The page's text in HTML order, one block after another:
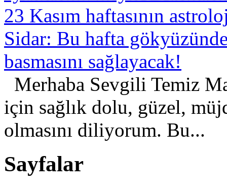
23 Kasım haftasının
Sidar: Bu hafta
basmasını sağlayacak!
Merhaba Sevgili Temiz
için sağlık dolu, güzel,
olmasını diliyorum. Bu...
Sayfalar